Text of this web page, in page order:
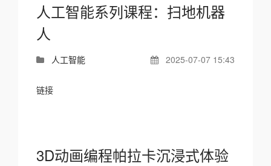
人工智能系列课程：扫地机器
人
人工智能 2025-07-07 15:43
链接
3D动画编程帕拉卡沉浸式体验